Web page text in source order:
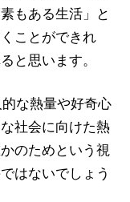
もある生活」と
ことができれ
と思います。
な熱量や好奇心
社会に向けた熱
のためという視
はないでしょう